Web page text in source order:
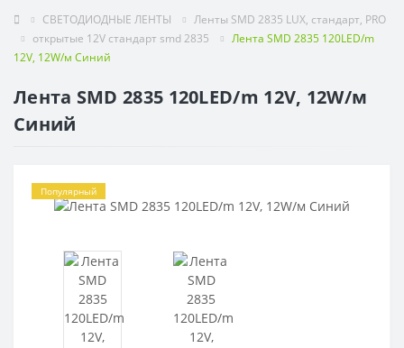
СВЕТОДИОДНЫЕ ЛЕНТЫ
Ленты SMD 2835 LUX, стандарт, PRO
открытые 12V стандарт smd 2835
Лента SMD 2835 120LED/m
12V, 12W/м Синий
Лента SMD 2835 120LED/m 12V, 12W/м
Синий
Популярный